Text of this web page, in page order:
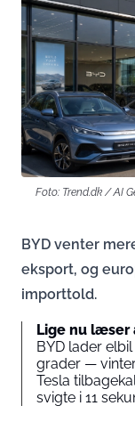
Foto: Trend.dk / AI
BYD venter
eksport, og
importtold.
Lige nu læser
BYD lader
grader —
Tesla
svigte i 11